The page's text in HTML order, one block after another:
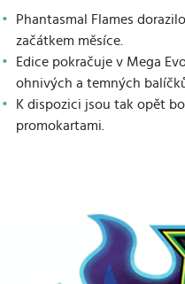
Phantasmal Flames
začátkem měsíce.
Edice pokračuje v Mega
ohnivých a temných
K dispozici jsou tak opět
promokartami.